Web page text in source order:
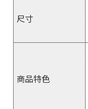
尺寸
商品特色